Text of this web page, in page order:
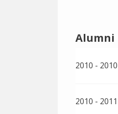
Alumni
2010 - 2010
2010 - 2011